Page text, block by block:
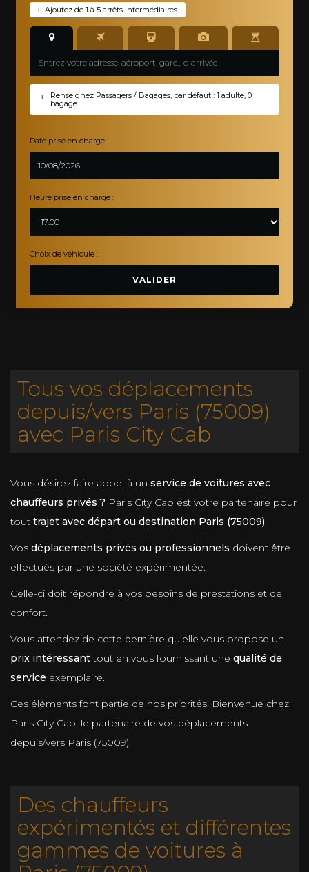
Ajoutez de 1 à 5 arrêts intermédiaires.
+
Renseignez Passagers / Bagages, par défaut : 1 adulte, 0
bagage.
+
Date prise en charge :
Heure prise en charge :
Choix de véhicule :
VALIDER
Tous vos déplacements
depuis/vers Paris (75009)
avec Paris City Cab
Vous désirez faire appel à un service de voitures avec
chauffeurs privés ? Paris City Cab est votre partenaire pour
tout trajet avec départ ou destination Paris (75009).
Vos déplacements privés ou professionnels doivent être
effectués par une société expérimentée.
Celle-ci doit répondre à vos besoins de prestations et de
confort.
Vous attendez de cette dernière qu’elle vous propose un
prix intéressanttout en vous fournissant une qualité de
service exemplaire.
Ces éléments font partie de nos priorités. Bienvenue chez
Paris City Cab, le partenaire de vos déplacements
depuis/vers Paris (75009).
Des chauffeurs
expérimentés et différentes
gammes de voitures à